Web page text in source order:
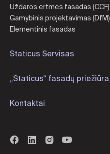
Uždaros ertmės fasadas (CCF)
Gamybinis projektavimas (DfM)
Elementinis fasadas
Staticus Servisas
„Staticus“ fasadų priežiūra
Kontaktai